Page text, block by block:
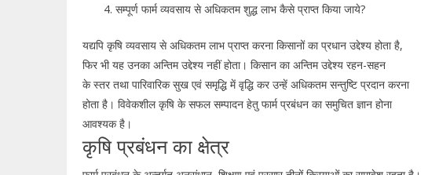
सम्पूर्ण फार्म व्यवसाय से अधिकतम शुद्ध लाभ कैसे प्राप्त किया जाये?
यद्यपि कृषि व्यवसाय से अधिकतम लाभ प्राप्त करना किसानों का प्रधान उद्देश्य होता है,
फिर भी यह उनका अन्तिम उद्देश्य नहीं होता। किसान का अन्तिम उद्देश्य रहन-सहन
के स्तर तथा पारिवारिक सुख एवं समृद्धि में वृद्धि कर उन्हें अधिकतम सन्तुष्टि प्रदान करना
होता है। विवेकशील कृषि के सफल सम्पादन हेतु फार्म प्रबंधन का समुचित ज्ञान होना
आवश्यक है।
कृषि प्रबंधन का क्षेत्र